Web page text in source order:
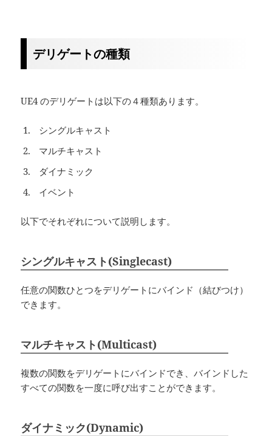
デリゲートの種類
UE4 のデリゲートは以下の４種類あります。
シングルキャスト
マルチキャスト
ダイナミック
イベント
以下でそれぞれについて説明します。
シングルキャスト(Singlecast)
任意の関数ひとつをデリゲートにバインド（結びつけ）
できます。
マルチキャスト(Multicast)
複数の関数をデリゲートにバインドでき、バインドした
すべての関数を一度に呼び出すことができます。
ダイナミック(Dynamic)